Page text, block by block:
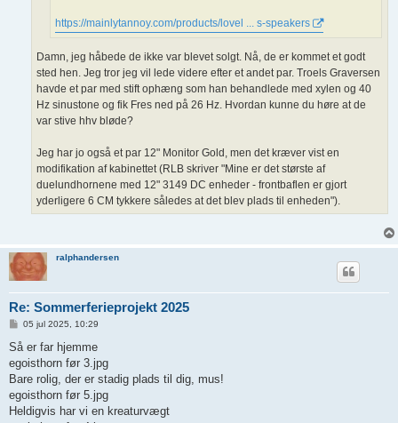
https://mainlytannoy.com/products/lovel ... s-speakers
Damn, jeg håbede de ikke var blevet solgt. Nå, de er kommet et godt
sted hen. Jeg tror jeg vil lede videre efter et andet par. Troels Graversen
havde et par med stift ophæng som han behandlede med xylen og 40
Hz sinustone og fik Fres ned på 26 Hz. Hvordan kunne du høre at de
var stive hhv bløde?
Jeg har jo også et par 12" Monitor Gold, men det kræver vist en
modifikation af kabinettet (RLB skriver "Mine er det største af
duelundhornene med 12" 3149 DC enheder - frontbaflen er gjort
yderligere 6 CM tykkere således at det blev plads til enheden").
ralphandersen
Re: Sommerferieprojekt 2025
d
æ
g
05 jul 2025, 10:29
Så er far hjemme
egoisthorn før 3.jpg
Bare rolig, der er stadig plads til dig, mus!
egoisthorn før 5.jpg
Heldigvis har vi en kreaturvægt